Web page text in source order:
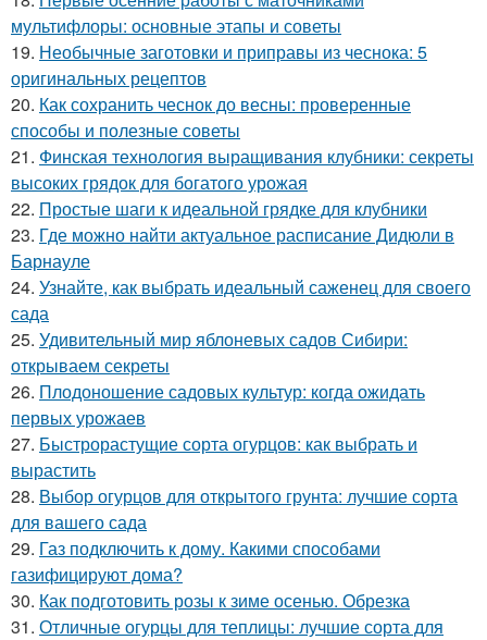
мультифлоры: основные этапы и советы
19. Необычные заготовки и приправы из чеснока: 5
оригинальных рецептов
20. Как сохранить чеснок до весны: проверенные
способы и полезные советы
21. Финская технология выращивания клубники: секреты
высоких грядок для богатого урожая
22. Простые шаги к идеальной грядке для клубники
23. Где можно найти актуальное расписание Дидюли в
Барнауле
24. Узнайте, как выбрать идеальный саженец для своего
сада
25. Удивительный мир яблоневых садов Сибири:
открываем секреты
26. Плодоношение садовых культур: когда ожидать
первых урожаев
27. Быстрорастущие сорта огурцов: как выбрать и
вырастить
28. Выбор огурцов для открытого грунта: лучшие сорта
для вашего сада
29. Газ подключить к дому. Какими способами
газифицируют дома?
30. Как подготовить розы к зиме осенью. Обрезка
31. Отличные огурцы для теплицы: лучшие сорта для